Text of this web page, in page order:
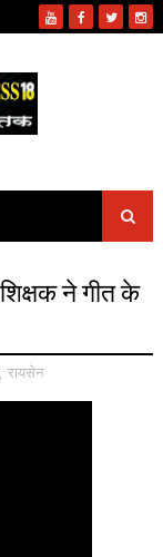
ने गीत के
रायसेन